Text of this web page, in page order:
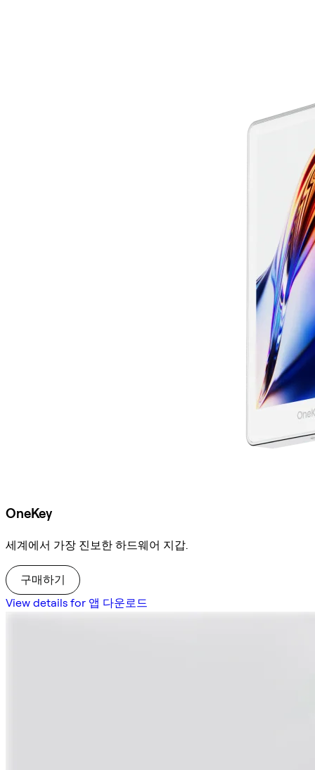
OneKey
세계에서 가장 진보한 하드웨어 지갑.
구매하기
View details for 앱 다운로드